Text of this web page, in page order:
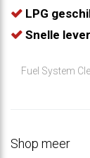
LPG
Snelle
Fuel System
Shop meer